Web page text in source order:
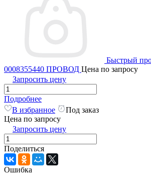
Быстрый
0008355440 ПРОВОД Цена по запросу
Запросить цену
Подробнее
В избранное
Под заказ
Цена по запросу
Запросить цену
Поделиться
Ошибка